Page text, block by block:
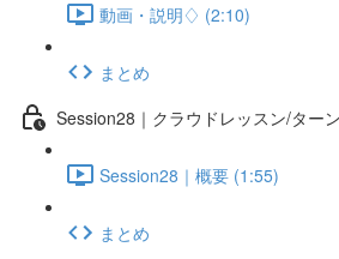
動画・説明♢ (2:10)
まとめ
Session28｜クラウドレッスン/ター
Session28｜概要 (1:55)
まとめ